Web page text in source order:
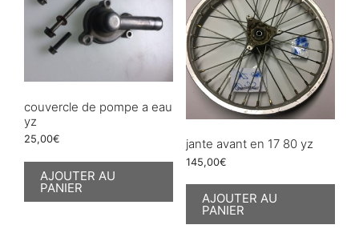
couvercle de pompe a eau
yz
25,00€
AJOUTER AU
PANIER
jante avant en 17 80 yz
145,00€
AJOUTER AU
PANIER